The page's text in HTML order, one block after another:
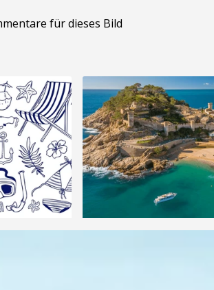
für dieses Bild